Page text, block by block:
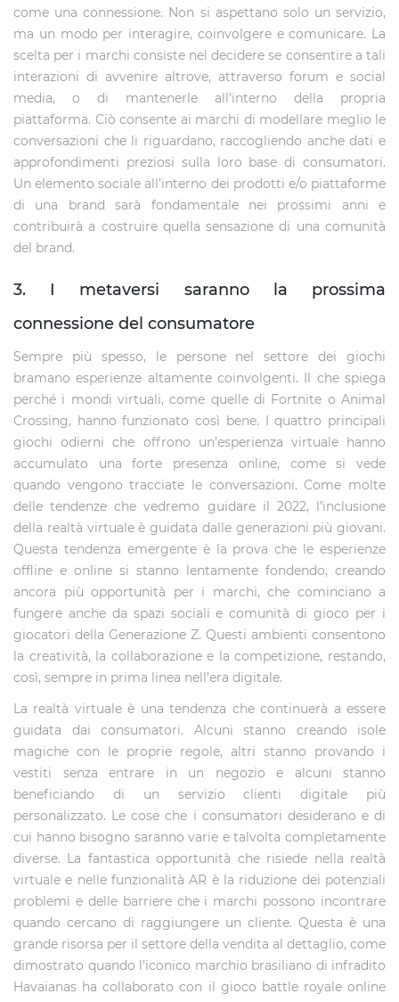
come una connessione. Non si aspettano solo un servizio,
ma un modo per interagire, coinvolgere e comunicare. La
scelta per i marchi consiste nel decidere se consentire a tali
interazioni di avvenire altrove, attraverso forum e social
media, o di mantenerle all’interno della propria
piattaforma. Ciò consente ai marchi di modellare meglio le
conversazioni che li riguardano, raccogliendo anche dati e
approfondimenti preziosi sulla loro base di consumatori.
Un elemento sociale all’interno dei prodotti e/o piattaforme
di una brand sarà fondamentale nei prossimi anni e
contribuirà a costruire quella sensazione di una comunità
del brand.
3. I metaversi saranno la prossima
connessione del consumatore
Sempre più spesso, le persone nel settore dei giochi
bramano esperienze altamente coinvolgenti. Il che spiega
perché i mondi virtuali, come quelle di Fortnite o Animal
Crossing, hanno funzionato così bene. I quattro principali
giochi odierni che offrono un’esperienza virtuale hanno
accumulato una forte presenza online, come si vede
quando vengono tracciate le conversazioni. Come molte
delle tendenze che vedremo guidare il 2022, l’inclusione
della realtà virtuale è guidata dalle generazioni più giovani.
Questa tendenza emergente è la prova che le esperienze
offline e online si stanno lentamente fondendo, creando
ancora più opportunità per i marchi, che cominciano a
fungere anche da spazi sociali e comunità di gioco per i
giocatori della Generazione Z. Questi ambienti consentono
la creatività, la collaborazione e la competizione, restando,
così, sempre in prima linea nell’era digitale.
La realtà virtuale è una tendenza che continuerà a essere
guidata dai consumatori. Alcuni stanno creando isole
magiche con le proprie regole, altri stanno provando i
vestiti senza entrare in un negozio e alcuni stanno
beneficiando di un servizio clienti digitale più
personalizzato. Le cose che i consumatori desiderano e di
cui hanno bisogno saranno varie e talvolta completamente
diverse. La fantastica opportunità che risiede nella realtà
virtuale e nelle funzionalità AR è la riduzione dei potenziali
problemi e delle barriere che i marchi possono incontrare
quando cercano di raggiungere un cliente. Questa è una
grande risorsa per il settore della vendita al dettaglio, come
dimostrato quando l’iconico marchio brasiliano di infradito
Havaianas ha collaborato con il gioco battle royale online